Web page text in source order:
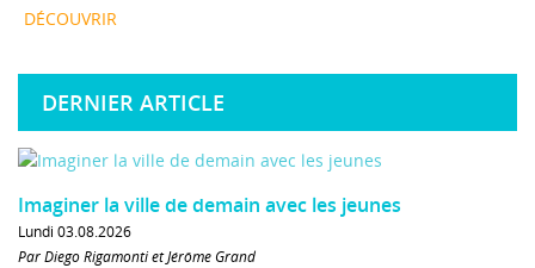
DÉCOUVRIR
DERNIER ARTICLE
Imaginer la ville de demain avec les jeunes
Lundi 03.08.2026
Par Diego Rigamonti et Jérôme Grand